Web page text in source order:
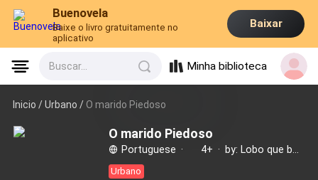
Buenovela
Baixe o livro gratuitamente no
aplicativo
Baixar
Buscar... Minha biblioteca
Inicio /Urbano / O marido Piedoso
O marido Piedoso
Portuguese · 4+ ·
Urbano